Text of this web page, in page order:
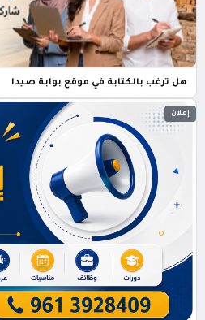
هل ترغب بالكتابة في موقع بوابة صيدا
إعلان